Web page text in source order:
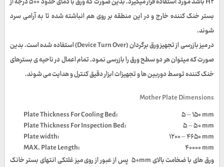
بستر خنک کننده خارج و در این منطقه بر روی هم انباشته شده تا به آرامی سرد
شوند.
در میز بازرسی از تجهیز ورق برگردان(Device Turn Over)
استفاده شده است. بدین
صورت که میتوان هر دو سطح ورق را بازرسی نمود. تمام اعمال در ناحیه ی بسترهای
خنک کننده توسط دوربین ها و تجهیزات ابزار دقیق کنترل و هدایت می شوند.
Mother Plate Dimensions
۵ – ۱۵۰ mm
:Plate Thickness For Cooling Bed
۵ – ۵۰ mm
Plate Thickness For Inspection Bed:
۱۲۰۰ – ۴۶۵۰ mm
Plate width:
۴۰۰۰۰ mm
MAX. Plate Length:
ورق های با ضخامت بالای ۵۰mm پس از عبور از روی میز غلتکی انتهای بستر خانک